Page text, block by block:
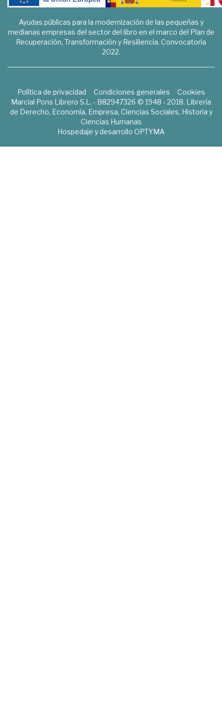
Ayudas públicas para la modernización de las pequeñas y
medianas empresas del sector del libro en el marco del Plan de
Recuperación, Transformación y Resiliencia. Convocatoria
2022.
Política de privacidad Condiciones generales
Cookies
Marcial Pons Librero S.L. - B82947326 © 1948 - 2018. Librería
de Derecho, Economía, Empresa, Ciencias Sociales, Historia y
Ciencias Humanas
Hospedaje y desarrollo OPTYMA